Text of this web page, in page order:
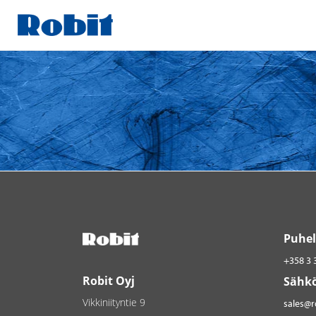
Skip
to
content
Robit Oyj
Vikkiniityntie 9
+358 3